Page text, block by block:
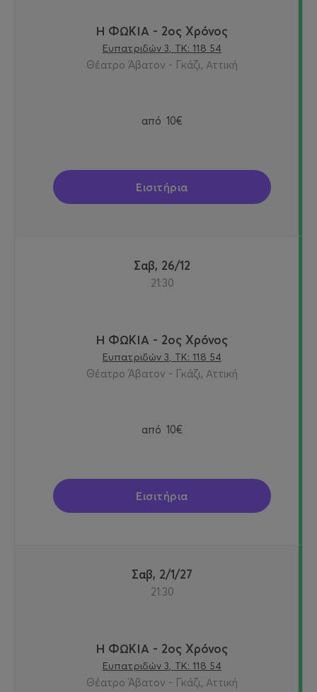
Η ΦΩΚΙΑ - 2ος Χρόνος
Ευπατριδών 3, ΤΚ: 118 54
Θέατρο Άβατον - Γκάζι, Αττική
από 10€
Εισιτήρια
Σαβ, 26/12
21:30
Η ΦΩΚΙΑ - 2ος Χρόνος
Ευπατριδών 3, ΤΚ: 118 54
Θέατρο Άβατον - Γκάζι, Αττική
από 10€
Εισιτήρια
Σαβ, 2/1/27
21:30
Η ΦΩΚΙΑ - 2ος Χρόνος
Ευπατριδών 3, ΤΚ: 118 54
Θέατρο Άβατον - Γκάζι, Αττική